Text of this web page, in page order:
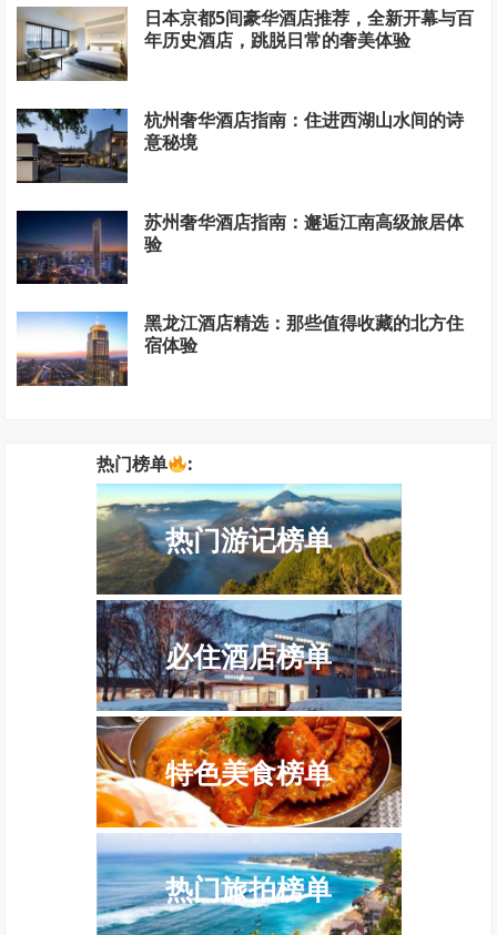
日本京都5间豪华酒店推荐，全新开幕与百
年历史酒店，跳脱日常的奢美体验
杭州奢华酒店指南：住进西湖山水间的诗
意秘境
苏州奢华酒店指南：邂逅江南高级旅居体
验
黑龙江酒店精选：那些值得收藏的北方住
宿体验
热门榜单 :
热门游记榜单
必住酒店榜单
特色美食榜单
热门旅拍榜单